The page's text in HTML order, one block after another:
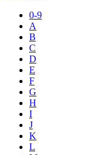
0-9
A
B
C
D
E
F
G
H
I
J
K
L